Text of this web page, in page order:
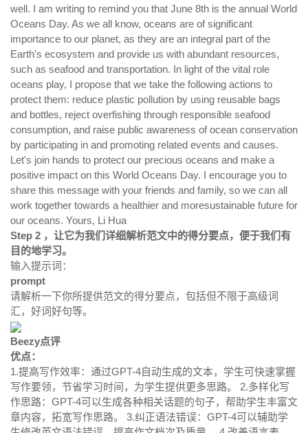
well. I am writing to remind you that June 8th is the annual World
Oceans Day. As we all know, oceans are of significant
importance to our planet, as they are an integral part of the
Earth's ecosystem and provide us with abundant resources,
such as seafood and transportation. In light of the vital role
oceans play, I propose that we take the following actions to
protect them: reduce plastic pollution by using reusable bags
and bottles, reject overfishing through responsible seafood
consumption, and raise public awareness of ocean conservation
by participating in and promoting related events and causes.
Let's join hands to protect our precious oceans and make a
positive impact on this World Oceans Day. I encourage you to
share this message with your friends and family, so we can all
work together towards a healthier and moresustainable future for
our oceans. Yours, Li Hua
Step 2 ，让它为我们详细解析范文中的得分要点，便于我们有
目的地学习。
输入提示词：
prompt
请解析一下你所提供范文的得分要点，包括但不限于高级词
汇，好词好句等。
Beezy点评
优点：
1.提高写作效率：通过GPT-4自动生成的文本，学生可快速掌握
写作要领，节省学习时间，为学生提供更多思路。 2.多样化写
作思路：GPT-4可以生成各种相关话题的句子，帮助学生丰富文
章内容，拓宽写作思路。 3.纠正语法错误：GPT-4可以辅助学